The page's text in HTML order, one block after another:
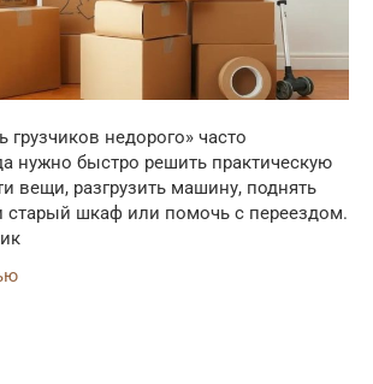
грузчиков недорого» часто
нужно быстро решить практическую
вещи, разгрузить машину, поднять
старый шкаф или помочь с переездом.